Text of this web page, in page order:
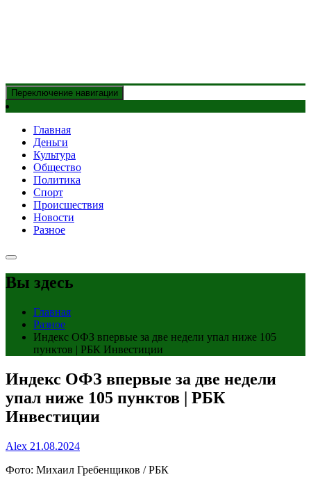
Переключение навигации
Главная
Деньги
Культура
Общество
Политика
Спорт
Происшествия
Новости
Разное
Вы здесь
Главная
Разное
Индекс ОФЗ впервые за две недели упал ниже 105
пунктов | РБК Инвестиции
Индекс ОФЗ впервые за две недели
упал ниже 105 пунктов | РБК
Инвестиции
Alex 21.08.2024
Фото: Михаил Гребенщиков / РБК